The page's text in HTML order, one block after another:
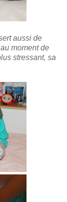
aussi de
moment de
stressant, sa